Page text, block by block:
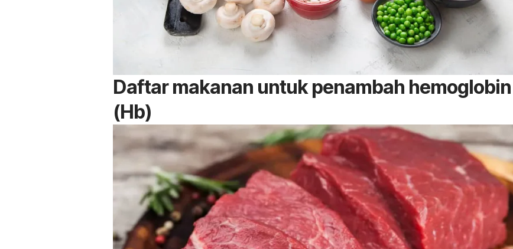
Daftar makanan untuk penambah hemoglobin
(Hb)